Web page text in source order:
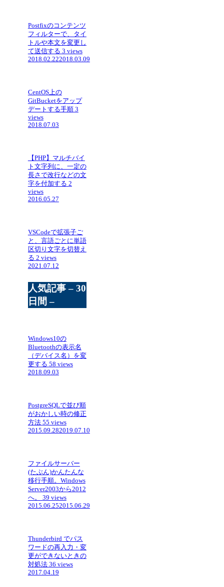
Postfixのコンテンツ
フィルターで、タイ
トルや本文を変更し
て送信する 3 views
2018.02.222018.03.09
CentOS上の
GitBucketをアップ
デートする手順 3
views
2018.07.03
【PHP】マルチバイ
ト文字列に、一定の
長さで改行などの文
字を付加する 2
views
2016.05.27
VSCodeで拡張子ご
と、言語ごとに単語
区切り文字を切替え
る 2 views
2021.07.12
人気記事 – 30
日間 –
Windows10の
Bluetoothの表示名
（デバイス名）を変
更する 58 views
2018.09.03
PostgreSQLで並び順
がおかしい時の修正
方法 55 views
2015.09.282019.07.10
ファイルサーバー
(たぶん)かんたんな
移行手順。Windows
Server2003から2012
へ。
39 views
2015.06.252015.06.29
Thunderbird でパス
ワードの再入力・変
更ができないときの
対処法 36 views
2017.04.19